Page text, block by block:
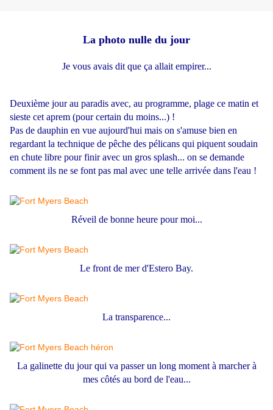
La photo nulle du jour
Je vous avais dit que ça allait empirer...
Deuxième jour au paradis avec, au programme, plage ce matin et
sieste cet aprem (pour certain du moins...) !
Pas de dauphin en vue aujourd'hui mais on s'amuse bien en
regardant la technique de pêche des pélicans qui piquent soudain
en chute libre pour finir avec un gros splash... on se demande
comment ils ne se font pas mal avec une telle arrivée dans l'eau !
Réveil de bonne heure pour moi...
Le front de mer d'Estero Bay.
La transparence...
La galinette du jour qui va passer un long moment à marcher à
mes côtés au bord de l'eau...